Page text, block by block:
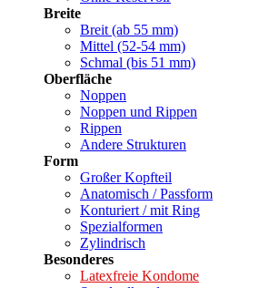
Breite
Breit (ab 55 mm)
Mittel (52-54 mm)
Schmal (bis 51 mm)
Oberfläche
Noppen
Noppen und Rippen
Rippen
Andere Strukturen
Form
Großer Kopfteil
Anatomisch / Passform
Konturiert / mit Ring
Spezialformen
Zylindrisch
Besonderes
Latexfreie Kondome